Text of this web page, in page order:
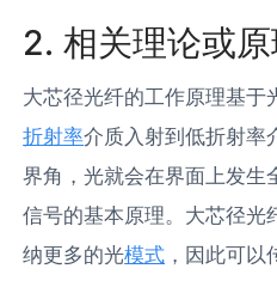
2. 相关理论或原
大芯径光纤的工作原理基于
折射率介质入射到低折射率
界角，光就会在界面上发生
信号的基本原理。大芯径光
纳更多的光模式 ，因此可以